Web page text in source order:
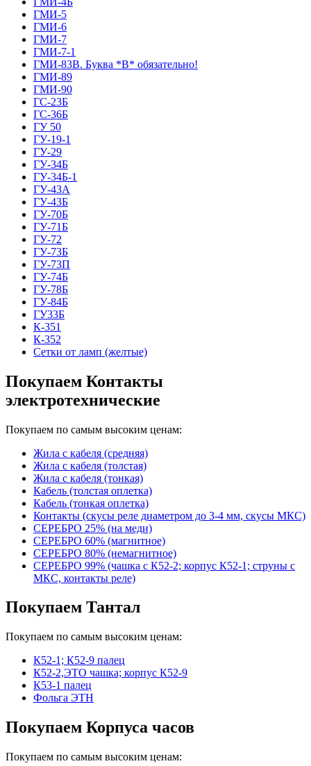
ГМИ-5
ГМИ-6
ГМИ-7
ГМИ-7-1
ГМИ-83В. Буква *В* обязательно!
ГМИ-89
ГМИ-90
ГС-23Б
ГС-36Б
ГУ 50
ГУ-19-1
ГУ-29
ГУ-34Б
ГУ-34Б-1
ГУ-43А
ГУ-43Б
ГУ-70Б
ГУ-71Б
ГУ-72
ГУ-73Б
ГУ-73П
ГУ-74Б
ГУ-78Б
ГУ-84Б
ГУ33Б
К-351
К-352
Сетки от ламп (желтые)
Покупаем Контакты
электротехнические
Покупаем по самым высоким ценам:
Жила с кабеля (средняя)
Жила с кабеля (толстая)
Жила с кабеля (тонкая)
Кабель (толстая оплетка)
Кабель (тонкая оплетка)
Контакты (скусы реле диаметром до 3-4 мм, скусы МКС)
СЕРЕБРО 25% (на меди)
СЕРЕБРО 60% (магнитное)
СЕРЕБРО 80% (немагнитное)
СЕРЕБРО 99% (чашка с К52-2; корпус К52-1; струны с
МКС, контакты реле)
Покупаем Тантал
Покупаем по самым высоким ценам:
К52-1; К52-9 палец
К52-2,ЭТО чашка; корпус К52-9
К53-1 палец
Фольга ЭТН
Покупаем Корпуса часов
Покупаем по самым высоким ценам: